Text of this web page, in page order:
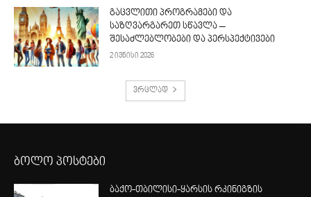
გაცვლითი პროგრამები და
საზღვარგარეთ სწავლა –
შესაძლებლობები და პერსპექტივები
2 ივნისი 2026
ვრცლად
ბოლო პოსტები
ბაქო-თბილისი-ყარსის რკინიგზის